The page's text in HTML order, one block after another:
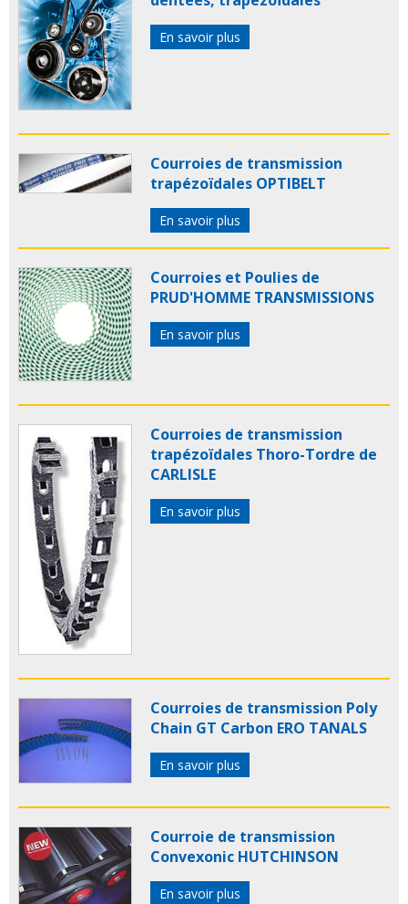
En savoir plus
Courroies de transmission
trapézoïdales OPTIBELT
En savoir plus
Courroies et Poulies de
PRUD'HOMME TRANSMISSIONS
En savoir plus
Courroies de transmission
trapézoïdales Thoro-Tordre de
CARLISLE
En savoir plus
Courroies de transmission Poly
Chain GT Carbon ERO TANALS
En savoir plus
Courroie de transmission
Convexonic HUTCHINSON
En savoir plus